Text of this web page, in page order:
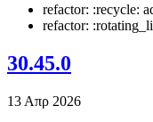
refactor: :recycle:
refactor:
30.45.0
13 Απρ 2026